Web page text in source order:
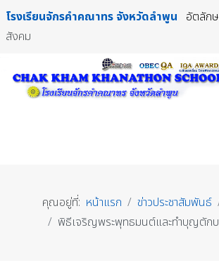
โรงเรียนจักรคำคณาทร จังหวัดลำพูน อัตลัก
สังคม
คุณอยู่ที่: หน้าแรก ข่าวประชาสัมพันธ์
พิธีเจริญพระพุทธมนต์และทำบุญตักบ